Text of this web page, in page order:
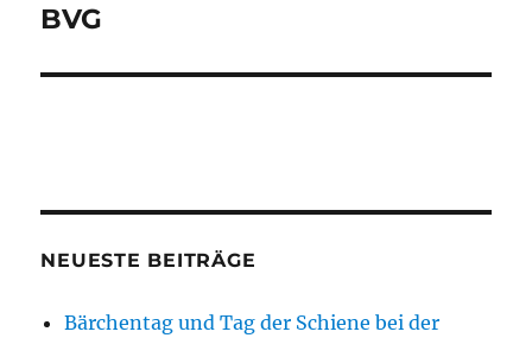
BVG
NEUESTE BEITRÄGE
Bärchentag und Tag der Schiene bei der